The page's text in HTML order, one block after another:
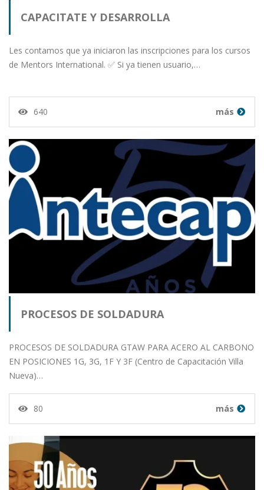
CAPACITATE Y DESARROLLA
Les contamos que ya iniciaron las inscripciones para los cursos
de Mentors International. ✅ Si ya tienen usuario,…
640 más
PROCESOS DE SOLDADURA
PROCESOS DE SOLDADURA GTAW PARA ACERO AL CARBONO
EN POSICIONES 1G, 3G, 1F Y 3F (Centro de Capacitación Villa
Nueva)…
80 más